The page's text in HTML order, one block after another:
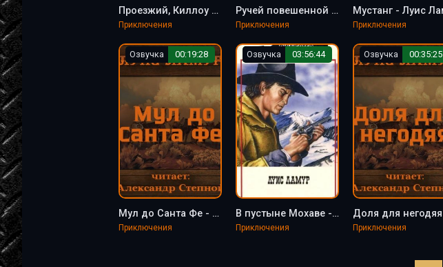
Проезжий, Киллоу - Луис Ламур
Приключения
Ручей повешенной женщины - Луис Ламур
Приключения Приключения
Озвучка 00:19:28
Мул до Санта Фе - Луис Ламур
Приключения
Озвучка 03:56:44
В пустыне Мохаве - Луис Ламур
Приключения
Озвучка 00:35:25
Приключения